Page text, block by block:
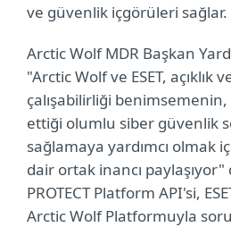
ve güvenlik içgörüleri sağlar.
Arctic Wolf MDR Başkan
"Arctic Wolf ve ESET, açıklık
çalışabilirliği
ettiği olumlu siber güvenlik
sağlamaya yardımcı olmak
dair ortak inancı paylaşıyor"
PROTECT Platform API'si,
Arctic Wolf Platformuyla